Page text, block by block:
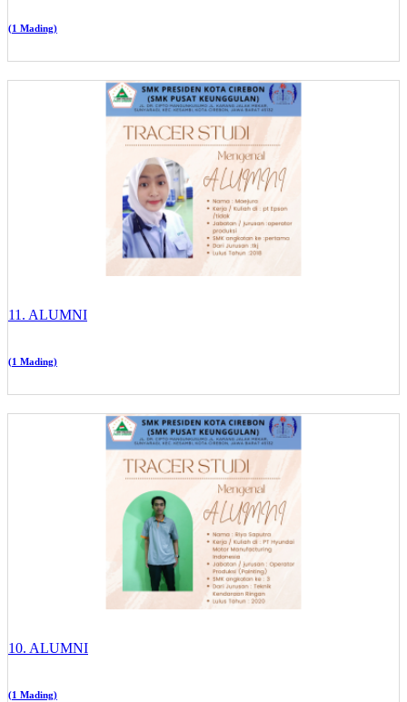
(1 Mading)
11. ALUMNI
(1 Mading)
10. ALUMNI
(1 Mading)